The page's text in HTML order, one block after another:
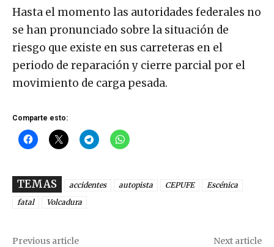
Hasta el momento las autoridades federales no
se han pronunciado sobre la situación de
riesgo que existe en sus carreteras en el
periodo de reparación y cierre parcial por el
movimiento de carga pesada.
Comparte esto:
TEMAS accidentes autopista CEPUFE
Escénica
fatal
Volcadura
Previous article Next article